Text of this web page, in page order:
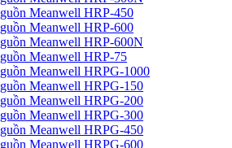
Meanwell HRP-450
Meanwell HRP-600
Meanwell HRP-600N
Meanwell HRP-75
Meanwell HRPG-1000
Meanwell HRPG-150
Meanwell HRPG-200
Meanwell HRPG-300
Meanwell HRPG-450
Meanwell HRPG-600